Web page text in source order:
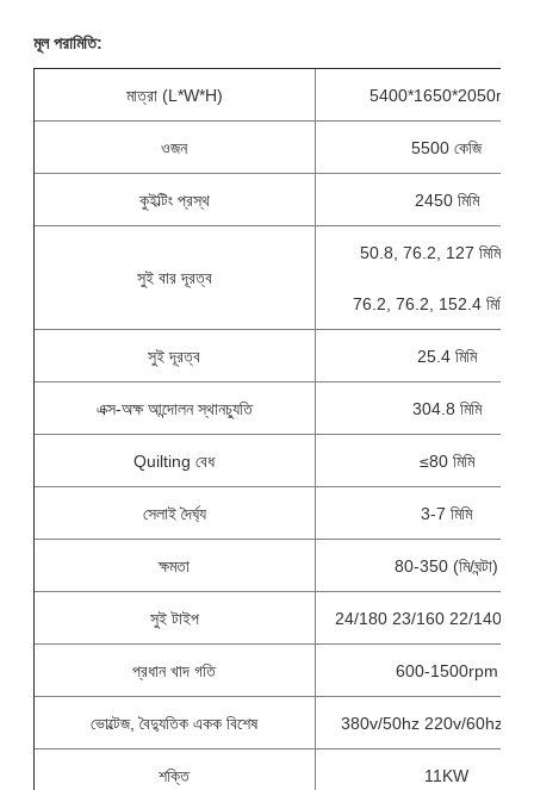
মূল পরামিতি:
মাত্রা (L*W*H) 5400*1650*2050mm
ওজন 5500 কেজি
কুইল্টিং প্রস্থ 2450 মিমি
সুই বার দূরত্ব
50.8, 76.2, 127 মিমি (5'')
76.2, 76.2, 152.4 মিমি
সুই দূরত্ব 25.4 মিমি
এক্স-অক্ষ আন্দোলন স্থানচ্যুতি 304.8 মিমি
Quilting বেধ ≤80 মিমি
সেলাই দৈর্ঘ্য 3-7 মিমি
ক্ষমতা 80-350 (মি/ঘন্টা)
সুই টাইপ 24/180 23/160 22/140 21/
প্রধান খাদ গতি 600-1500rpm
ভোল্টেজ, বৈদ্যুতিক একক বিশেষ 380v/50hz 220v/60hz, 3-
শক্তি 11KW